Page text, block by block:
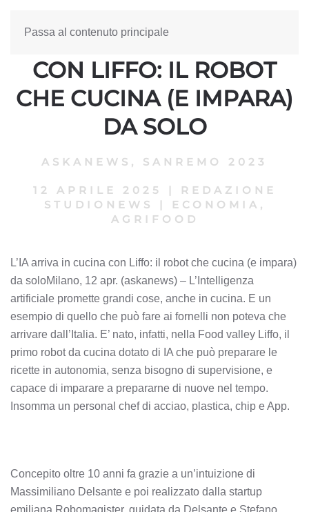
Passa al contenuto principale
L’IA ARRIVA IN CUCINA
CON LIFFO: IL ROBOT
CHE CUCINA (E IMPARA)
DA SOLO
ASKANEWS , SANREMO 2023
12 APRILE 2025 |
REDAZIONE
STUDIONEWS
|
ECONOMIA,
AGRIFOOD
L’IA arriva in cucina con Liffo: il robot che cucina (e impara)
da soloMilano, 12 apr. (askanews) – L’Intelligenza
artificiale promette grandi cose, anche in cucina. E un
esempio di quello che può fare ai fornelli non poteva che
arrivare dall’Italia. E’ nato, infatti, nella Food valley Liffo, il
primo robot da cucina dotato di IA che può preparare le
ricette in autonomia, senza bisogno di supervisione, e
capace di imparare a prepararne di nuove nel tempo.
Insomma un personal chef di acciao, plastica, chip e App.
Concepito oltre 10 anni fa grazie a un’intuizione di
Massimiliano Delsante e poi realizzato dalla startup
emiliana Robomagister, guidata da Delsante e Stefano